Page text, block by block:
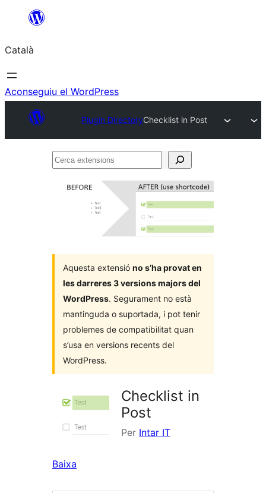
contingut
Català
Aconseguiu el WordPress
Plugin DirectoryChecklist in Post
Cerca
Aquesta extensió no s’ha provat en
les darreres 3 versions majors del
WordPress. Segurament no està
mantinguda o suportada, i pot tenir
problemes de compatibilitat quan
s’usa en versions recents del
WordPress.
Checklist in
Post
Per Intar IT
Baixa